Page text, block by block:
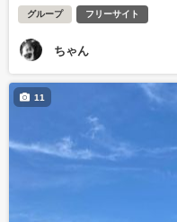
グループ フリーサイト
ちゃん
11